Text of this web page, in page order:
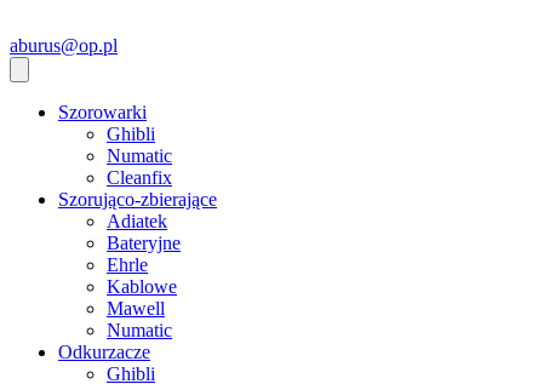
aburus@op.pl
Szorowarki
Ghibli
Numatic
Cleanfix
Szorująco-zbierające
Adiatek
Bateryjne
Ehrle
Kablowe
Mawell
Numatic
Odkurzacze
Ghibli